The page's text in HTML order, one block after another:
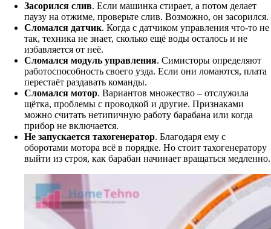
Засорился слив. Если машинка стирает, а потом делает
паузу на отжиме, проверьте слив. Возможно, он засорился.
Сломался датчик. Когда с датчиком управления что-то не
так, техника не знает, сколько ещё воды осталось и не
избавляется от неё.
Сломался модуль управления. Симисторы определяют
работоспособность своего узда. Если они ломаются, плата
перестаёт раздавать команды.
Сломался мотор. Вариантов множество – отслужила
щётка, проблемы с проводкой и другие. Признаками
можно считать нетипичную работу барабана или когда
прибор не включается.
Не запускается тахогенератор. Благодаря ему с
оборотами мотора всё в порядке. Но стоит тахогенератору
выйти из строя, как барабан начинает вращаться медленно.